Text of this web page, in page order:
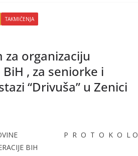
TAKMIČENJA
organizaciju
, za seniorke i
“Drivuša” u Zenici
P R O T O K O L O
BIH